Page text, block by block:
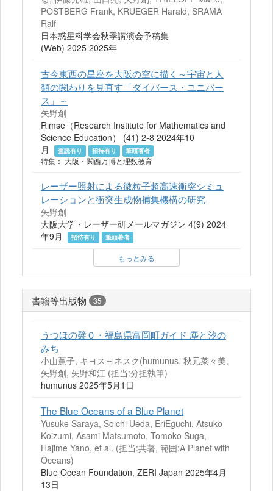
POSTBERG Frank, KRUEGER Harald, SRAMA
Ralf
日本惑星科学会秋季講演会予稿集
(Web) 2025 2025年
古今東西の星座を大阪の空に描く～宇宙と人
類の関わりを見直す「ダイバース・ユニバー
ス」～
矢野創
Rimse（Research Institute for Mathematics and
Science Education） (41) 2-8 2024年10
月
査読有り 招待有り 筆頭著者
特集： 大阪・関西万博と理数教育
レーザー照射による微粒子超高速衝突シミュ
レーションと衝突生成物捕集機構の研究
矢野創
大阪大学・レーザー研メールマガジン 4(9) 2024
年9月
招待有り 筆頭著者
もっとみる
書籍等出版物 35
うつほの襞０・福島県富岡町ガイド 塵と汐の
みち
小山薫子, キヨスヨネスク(humunus, 秋元菜々美,
矢野創, 矢野和江 (担当:分担執筆)
humunus 2025年5月1日
The Blue Oceans of a Blue Planet
Yusuke Saraya, Soichi Ueda, EriEguchi, Atsuko
Koizumi, Asami Matsumoto, Tomoko Suga,
Hajime Yano, et al. (担当:共著, 範囲:A Planet with
Oceans)
Blue Ocean Foundation, ZERI Japan 2025年4月
13日